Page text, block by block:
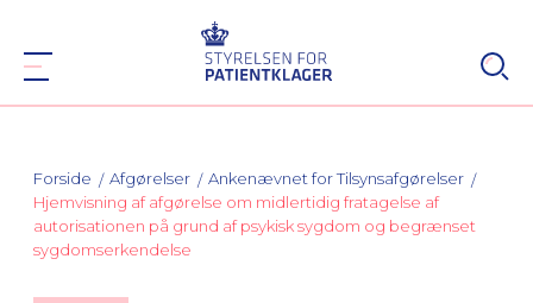
Forside Afgørelser
Ankenævnet for Tilsynsafgørelser
Hjemvisning af afgørelse om midlertidig fratagelse af
autorisationen på grund af psykisk sygdom og begrænset
sygdomserkendelse